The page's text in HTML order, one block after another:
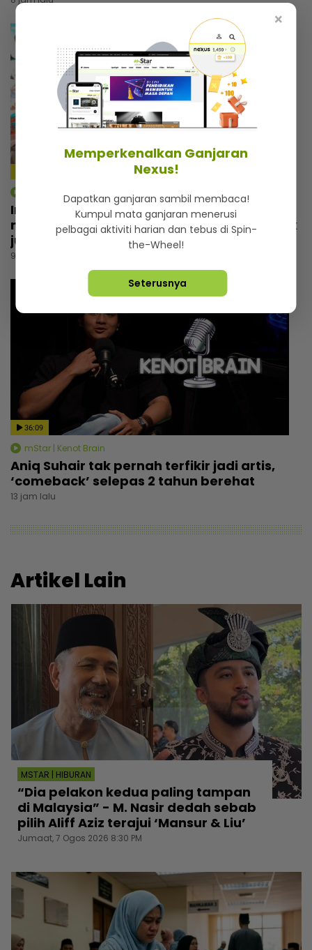
Irfan Zaini sibuk penggambaran di India,
mak sampai nak buat ‘appointment’ untuk
jumpa
9 jam lalu
36:09
mStar | Kenot Brain
Aniq Suhair tak pernah terfikir jadi artis,
‘comeback’ selepas 2 tahun berehat
13 jam lalu
Artikel Lain
MSTAR | HIBURAN
“Dia pelakon kedua paling tampan
di Malaysia” - M. Nasir dedah sebab
pilih Aliff Aziz terajui ‘Mansur & Liu’
Jumaat, 7 Ogos 2026 8:30 PM
×
Memperkenalkan Ganjaran
Nexus!
Dapatkan ganjaran sambil membaca!
Kumpul mata ganjaran menerusi
pelbagai aktiviti harian dan tebus di Spin-
the-Wheel!
Seterusnya